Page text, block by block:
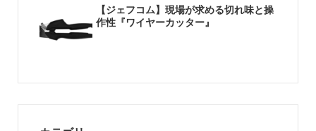
【ジェフコム】現場が求める切れ味と操
作性『ワイヤーカッター』